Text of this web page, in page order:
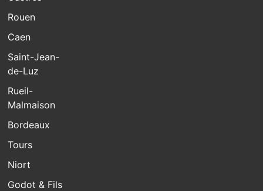
Rouen
Caen
Saint-Jean-
de-Luz
Rueil-
Malmaison
Bordeaux
Tours
Niort
Godot & Fils